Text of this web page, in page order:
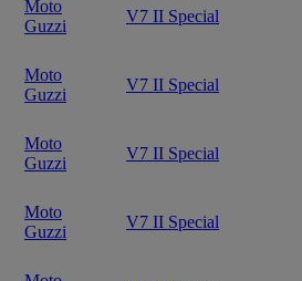
Moto
Guzzi
V7 II Special
Moto
Guzzi
V7 II Special
Moto
Guzzi
V7 II Special
Moto
Guzzi
V7 II Special